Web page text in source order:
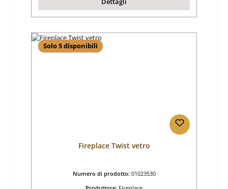
Solo 5 disponibili
Fireplace Twist vetro
Numero di prodotto: 01023530